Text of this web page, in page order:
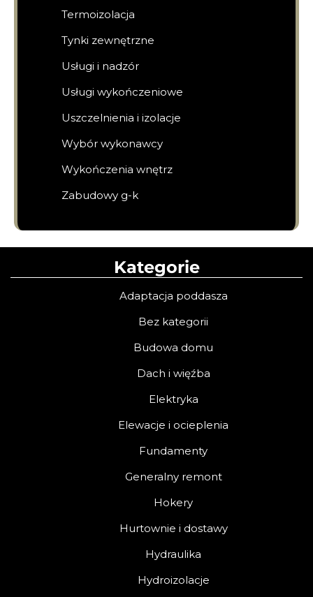
Termoizolacja
Tynki zewnętrzne
Usługi i nadzór
Usługi wykończeniowe
Uszczelnienia i izolacje
Wybór wykonawcy
Wykończenia wnętrz
Zabudowy g-k
Kategorie
Adaptacja poddasza
Bez kategorii
Budowa domu
Dach i więźba
Elektryka
Elewacje i ocieplenia
Fundamenty
Generalny remont
Hokery
Hurtownie i dostawy
Hydraulika
Hydroizolacje